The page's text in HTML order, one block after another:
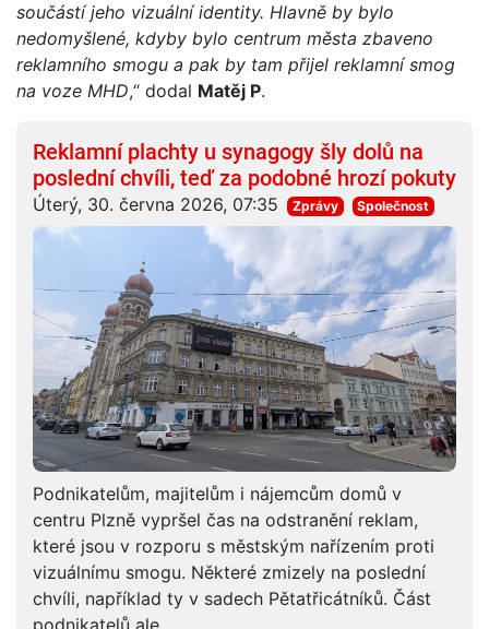
součástí jeho vizuální identity. Hlavně by bylo
nedomyšlené, kdyby bylo centrum města zbaveno
reklamního smogu a pak by tam přijel reklamní smog
na voze MHD,“ dodal Matěj P.
Reklamní plachty u synagogy šly dolů na
poslední chvíli, teď za podobné hrozí pokuty
Úterý, 30. června 2026, 07:35 Zprávy Společnost
Podnikatelům, majitelům i nájemcům domů v
centru Plzně vypršel čas na odstranění reklam,
které jsou v rozporu s městským nařízením proti
vizuálnímu smogu. Některé zmizely na poslední
chvíli, například ty v sadech Pětatřicátníků. Část
podnikatelů ale...